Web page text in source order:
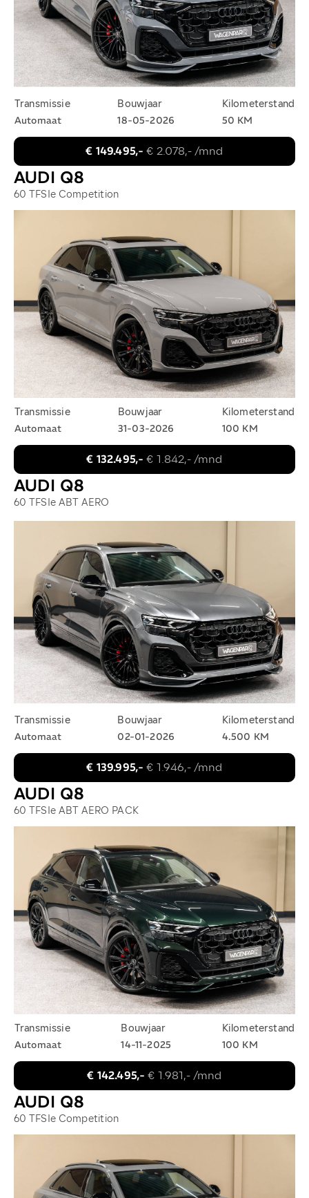
Transmissie
Automaat
Bouwjaar
18-05-2026
Kilometerstand
50 KM
€ 149.495,-€ 2.078,- /mnd
AUDI Q8
60 TFSIe Competition
Transmissie
Automaat
Bouwjaar
31-03-2026
Kilometerstand
100 KM
€ 132.495,-€ 1.842,- /mnd
AUDI Q8
60 TFSIe ABT AERO
Transmissie
Automaat
Bouwjaar
02-01-2026
Kilometerstand
4.500 KM
€ 139.995,-€ 1.946,- /mnd
AUDI Q8
60 TFSIe ABT AERO PACK
Transmissie
Automaat
Bouwjaar
14-11-2025
Kilometerstand
100 KM
€ 142.495,-€ 1.981,- /mnd
AUDI Q8
60 TFSIe Competition